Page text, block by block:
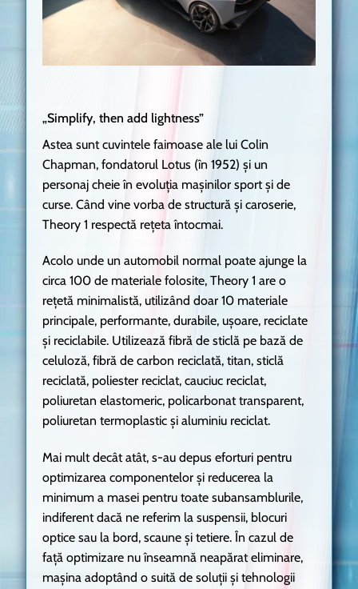
„Simplify, then add lightness”
Astea sunt cuvintele faimoase ale lui Colin
Chapman, fondatorul Lotus (în 1952) și un
personaj cheie în evoluția mașinilor sport și de
curse. Când vine vorba de structură și caroserie,
Theory 1 respectă rețeta întocmai.
Acolo unde un automobil normal poate ajunge la
circa 100 de materiale folosite, Theory 1 are o
rețetă minimalistă, utilizând doar 10 materiale
principale, performante, durabile, ușoare, reciclate
și reciclabile. Utilizează fibră de sticlă pe bază de
celuloză, fibră de carbon reciclată, titan, sticlă
reciclată, poliester reciclat, cauciuc reciclat,
poliuretan elastomeric, policarbonat transparent,
poliuretan termoplastic și aluminiu reciclat.
Mai mult decât atât, s-au depus eforturi pentru
optimizarea componentelor și reducerea la
minimum a masei pentru toate subansamblurile,
indiferent dacă ne referim la suspensii, blocuri
optice sau la bord, scaune și tetiere. În cazul de
față optimizare nu înseamnă neapărat eliminare,
mașina adoptând o suită de soluții și tehnologii